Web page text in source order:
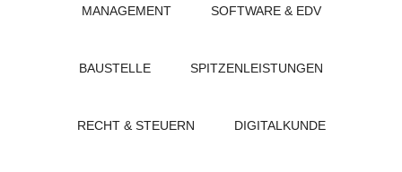
MANAGEMENT SOFTWARE & EDV
BAUSTELLE SPITZENLEISTUNGEN
RECHT & STEUERN DIGITALKUNDE